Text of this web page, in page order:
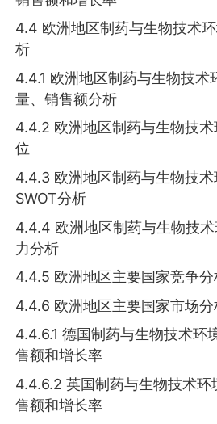
4.4 欧洲地区制药与生物技术
析
4.4.1 欧洲地区制药与生物技术
量、销售额分析
4.4.2 欧洲地区制药与生物技
位
4.4.3 欧洲地区制药与生物技
SWOT分析
4.4.4 欧洲地区制药与生物技
力分析
4.4.5 欧洲地区主要国家竞争分
4.4.6 欧洲地区主要国家市场分
4.4.6.1 德国制药与生物技术环
售额和增长率
4.4.6.2 英国制药与生物技术环
售额和增长率